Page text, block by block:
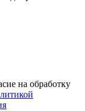
на обработку